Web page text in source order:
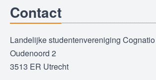
Contact
Landelijke studentenvereniging Cognatio
Oudenoord 2
3513 ER Utrecht